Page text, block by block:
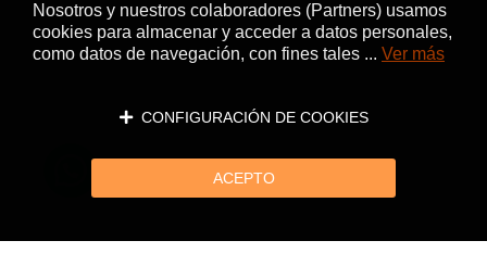
Nosotros y nuestros colaboradores (Partners) usamos
cookies para almacenar y acceder a datos personales,
como datos de navegación, con fines tales ... Ver más
CONFIGURACIÓN DE COOKIES
ACEPTO